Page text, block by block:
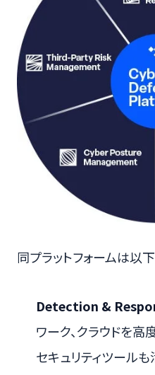
同プラットフォームは以
Detection &
ワーク、クラウドを
セキュリティツールも